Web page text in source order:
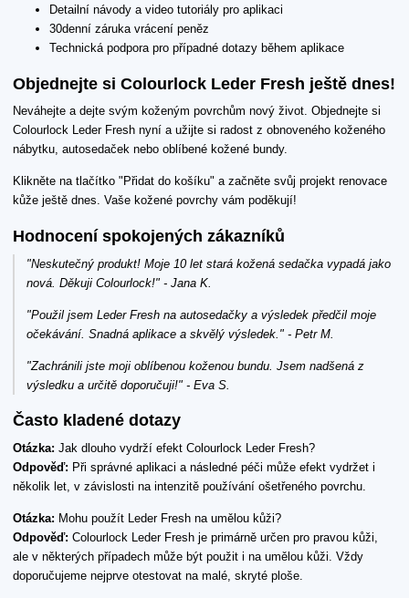
Detailní návody a video tutoriály pro aplikaci
30denní záruka vrácení peněz
Technická podpora pro případné dotazy během aplikace
Objednejte si Colourlock Leder Fresh ještě dnes!
Neváhejte a dejte svým koženým povrchům nový život. Objednejte si
Colourlock Leder Fresh nyní a užijte si radost z obnoveného koženého
nábytku, autosedaček nebo oblíbené kožené bundy.
Klikněte na tlačítko "Přidat do košíku" a začněte svůj projekt renovace
kůže ještě dnes. Vaše kožené povrchy vám poděkují!
Hodnocení spokojených zákazníků
"Neskutečný produkt! Moje 10 let stará kožená sedačka vypadá jako
nová. Děkuji Colourlock!" - Jana K.
"Použil jsem Leder Fresh na autosedačky a výsledek předčil moje
očekávání. Snadná aplikace a skvělý výsledek." - Petr M.
"Zachránili jste moji oblíbenou koženou bundu. Jsem nadšená z
výsledku a určitě doporučuji!" - Eva S.
Často kladené dotazy
Otázka: Jak dlouho vydrží efekt Colourlock Leder Fresh?
Odpověď: Při správné aplikaci a následné péči může efekt vydržet i
několik let, v závislosti na intenzitě používání ošetřeného povrchu.
Otázka: Mohu použít Leder Fresh na umělou kůži?
Odpověď: Colourlock Leder Fresh je primárně určen pro pravou kůži,
ale v některých případech může být použit i na umělou kůži. Vždy
doporučujeme nejprve otestovat na malé, skryté ploše.